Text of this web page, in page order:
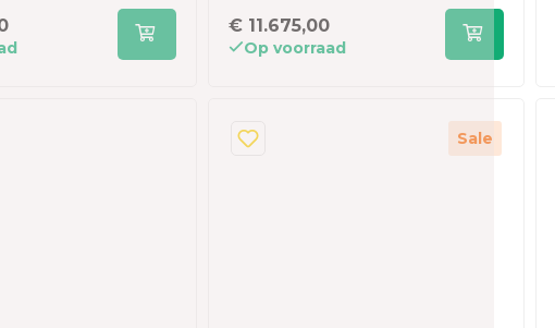
€ 11.675,00
Op voorraad
Sale